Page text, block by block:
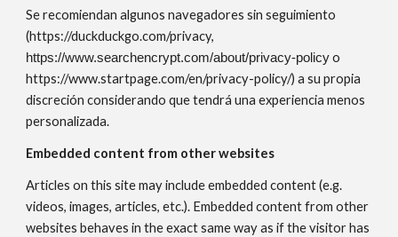
Se recomiendan algunos navegadores sin seguimiento
(https://duckduckgo.com/privacy,
https://www.searchencrypt.com/about/privacy-policyo
https://www.startpage.com/en/privacy-policy/) a su propia
discreción considerando que tendrá una experiencia menos
personalizada.
Embedded content from other websites
Articles on this site may include embedded content (e.g.
videos, images, articles, etc.). Embedded content from other
websites behaves in the exact same way as if the visitor has